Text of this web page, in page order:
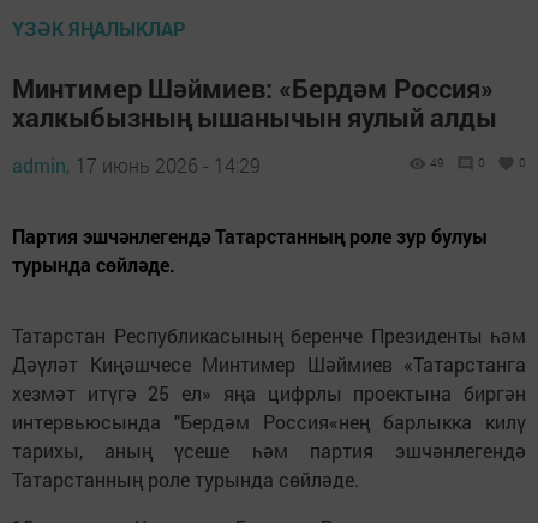
ҮЗӘК ЯҢАЛЫКЛАР
Минтимер Шәймиев: «Бердәм Россия»
халкыбызның ышанычын яулый алды
admin, 17 июнь 2026 - 14:29 49 0 0
Партия эшчәнлегендә Татарстанның роле зур булуы
турында сөйләде.
Татарстан Республикасының беренче Президенты һәм
Дәүләт Киңәшчесе Минтимер Шәймиев «Татарстанга
хезмәт итүгә 25 ел» яңа цифрлы проектына биргән
интервьюсында "Бердәм Россия«нең барлыкка килү
тарихы, аның үсеше һәм партия эшчәнлегендә
Татарстанның роле турында сөйләде.